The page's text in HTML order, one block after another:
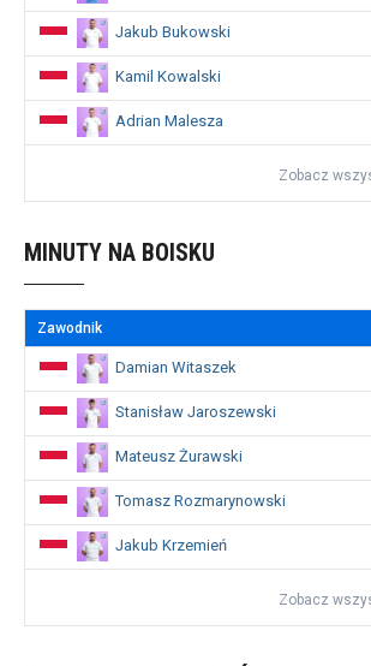
Jakub Bukowski
Kamil Kowalski
Adrian Malesza
Zobacz
MINUTY NA BOISKU
Zawodnik
Damian Witaszek
Stanisław Jaroszewski
Mateusz Żurawski
Tomasz Rozmarynowski
Jakub Krzemień
Zobacz